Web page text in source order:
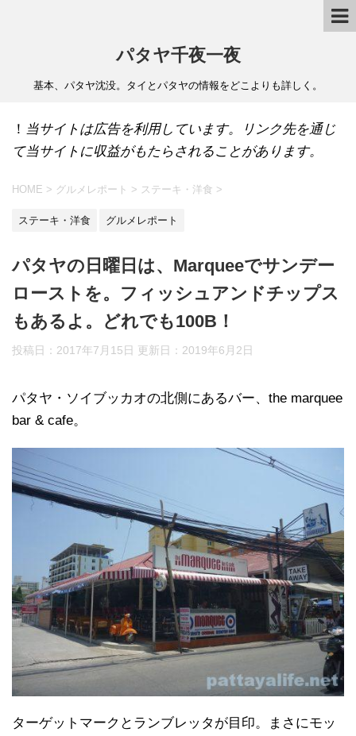
パタヤ千夜一夜
基本、パタヤ沈没。タイとパタヤの情報をどこよりも詳しく。
！ 当サイトは広告を利用しています。リンク先を通じ
て当サイトに収益がもたらされることがあります。
HOME > グルメレポート > ステーキ・洋食 >
ステーキ・洋食 グルメレポート
パタヤの日曜日は、Marqueeでサンデー
ローストを。フィッシュアンドチップス
もあるよ。どれでも100B！
投稿日：2017年7月15日 更新日： 2019年6月2日
パタヤ・ソイブッカオの北側にあるバー、the marquee
bar & cafe。
ターゲットマークとランブレッタが目印。まさにモッ